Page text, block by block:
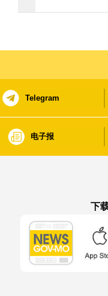
Telegram
电子报
下